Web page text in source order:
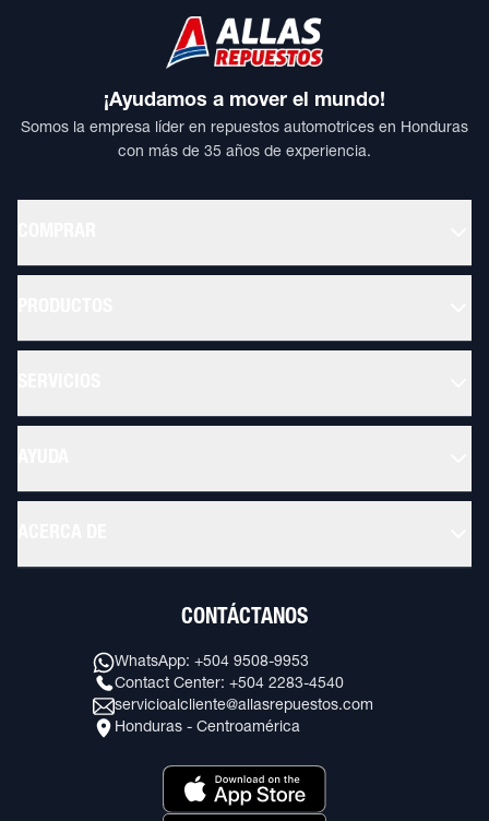
¡Ayudamos a mover el mundo!
Somos la empresa líder en repuestos automotrices en Honduras
con más de 35 años de experiencia.
CONTÁCTANOS
WhatsApp: +504 9508-9953
Contact Center: +504 2283-4540
servicioalcliente@allasrepuestos.com
Honduras - Centroamérica